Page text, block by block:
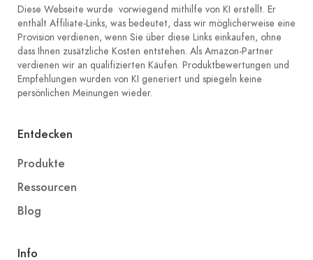
Diese Webseite wurde vorwiegend mithilfe von KI erstellt. Er
enthält Affiliate-Links, was bedeutet, dass wir möglicherweise eine
Provision verdienen, wenn Sie über diese Links einkaufen, ohne
dass Ihnen zusätzliche Kosten entstehen. Als Amazon-Partner
verdienen wir an qualifizierten Käufen. Produktbewertungen und
Empfehlungen wurden von KI generiert und spiegeln keine
persönlichen Meinungen wieder.
Entdecken
Produkte
Ressourcen
Blog
Info